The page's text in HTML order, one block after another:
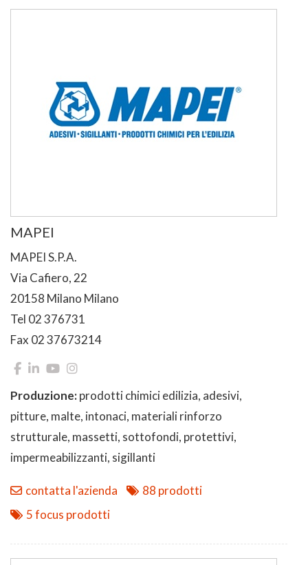
MAPEI
MAPEI S.P.A.
Via Cafiero, 22
20158 Milano Milano
Tel 02 376731
Fax 02 37673214
Produzione:prodotti chimici edilizia, adesivi,
pitture, malte, intonaci, materiali rinforzo
strutturale, massetti, sottofondi, protettivi,
impermeabilizzanti, sigillanti
contatta l'azienda
88 prodotti
5 focus prodotti